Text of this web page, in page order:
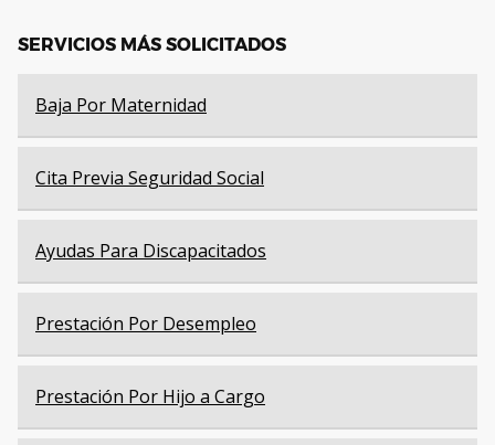
SERVICIOS MÁS SOLICITADOS
Baja Por Maternidad
Cita Previa Seguridad Social
Ayudas Para Discapacitados
Prestación Por Desempleo
Prestación Por Hijo a Cargo